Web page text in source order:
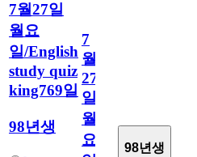
7월27일
월요
일/English
study quiz
king769일
98년생
7
월
27
일
월
요
98년생